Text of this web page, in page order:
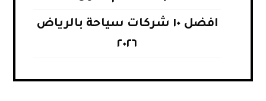
افضل ١٠ شركات سياحة بالرياض
٢٠٢٦